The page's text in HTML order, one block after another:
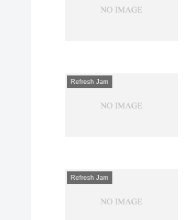
Refresh Jam
Refresh Jam